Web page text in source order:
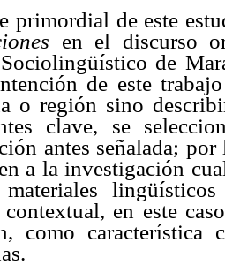
primordial de este
en el discurso
de
de este
o región sino
clave, se
antes señalada;
a la investigación
materiales
en este
como característica